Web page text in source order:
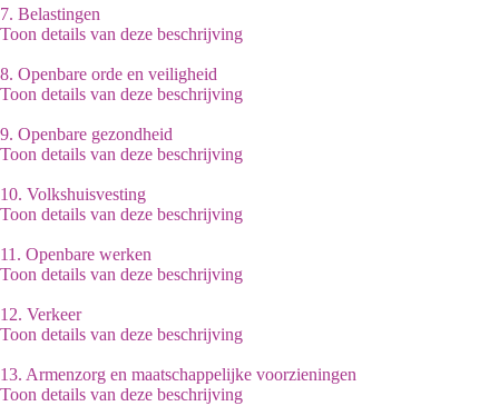
7. Belastingen
Toon details van deze beschrijving
8. Openbare orde en veiligheid
Toon details van deze beschrijving
9. Openbare gezondheid
Toon details van deze beschrijving
10. Volkshuisvesting
Toon details van deze beschrijving
11. Openbare werken
Toon details van deze beschrijving
12. Verkeer
Toon details van deze beschrijving
13. Armenzorg en maatschappelijke voorzieningen
Toon details van deze beschrijving